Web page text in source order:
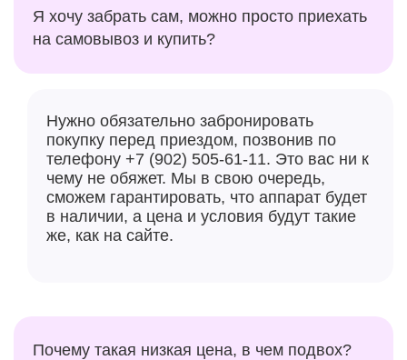
Я хочу забрать сам, можно просто приехать
на самовывоз и купить?
Нужно обязательно забронировать
покупку перед приездом, позвонив по
телефону +7 (902) 505-61-11. Это вас ни к
чему не обяжет. Мы в свою очередь,
сможем гарантировать, что аппарат будет
в наличии, а цена и условия будут такие
же, как на сайте.
Почему такая низкая цена, в чем подвох?